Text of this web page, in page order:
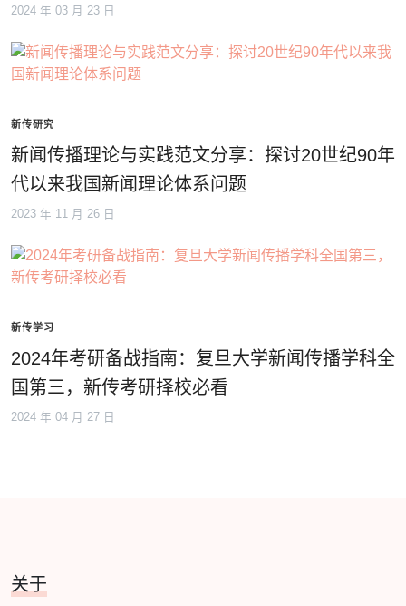
2024 年 03 月 23 日
新传研究
新闻传播理论与实践范文分享：探讨20世纪90年
代以来我国新闻理论体系问题
2023 年 11 月 26 日
新传学习
2024年考研备战指南：复旦大学新闻传播学科全
国第三，新传考研择校必看
2024 年 04 月 27 日
关于